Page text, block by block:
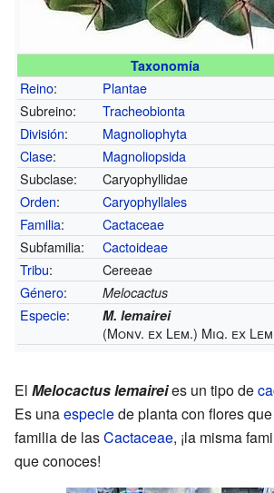
Taxonomía
Reino:
Plantae
Subreino:
Tracheobionta
División:
Magnoliophyta
Clase:
Magnoliopsida
Subclase:
Caryophyllidae
Orden:
Caryophyllales
Familia:
Cactaceae
Subfamilia:
Cactoideae
Tribu:
Cereeae
Género: Melocactus
Especie: M. lemairei
(Monv. ex Lem.) Miq. ex
El Melocactus lemaireies un tipo de
Es unaespeciede planta con flores
familia de lasCactaceae, ¡la misma
que conoces!